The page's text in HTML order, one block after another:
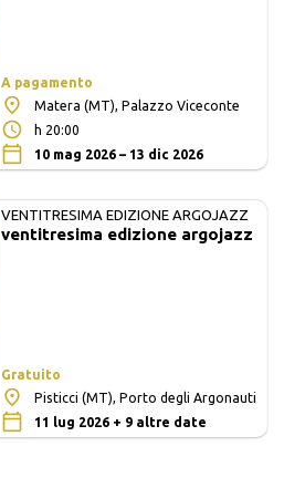
A pagamento
Matera (MT), Palazzo Viceconte
h 20:00
10 mag 2026 – 13 dic 2026
VENTITRESIMA EDIZIONE ARGOJAZZ
ventitresima edizione argojazz
Gratuito
Pisticci (MT), Porto degli Argonauti
11 lug 2026 + 9 altre date